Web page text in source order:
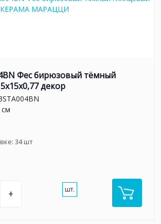
Фес бирюзовый тёмный
декор
34шт
+ шт.